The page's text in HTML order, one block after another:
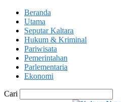
Beranda
Utama
Seputar Kaltara
Hukum & Kriminal
Pariwisata
Pemerintahan
Parlementaria
Ekonomi
Cari